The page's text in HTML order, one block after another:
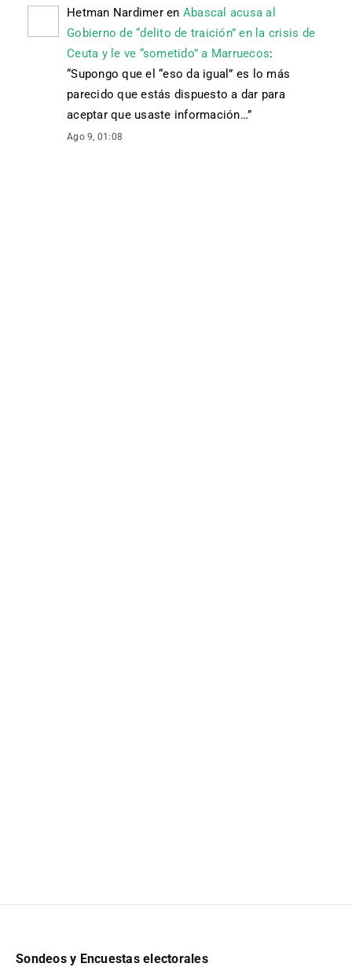
Hetman Nardimeren Abascal acusa al
Gobierno de “delito de traición” en la crisis de
Ceuta y le ve “sometido” a Marruecos:
“Supongo que el “eso da igual” es lo más
parecido que estás dispuesto a dar para
aceptar que usaste información…”
Ago 9, 01:08
Sondeos y Encuestas electorales